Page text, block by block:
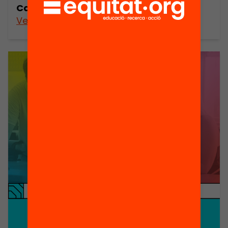
Catalunya
Veure’n més